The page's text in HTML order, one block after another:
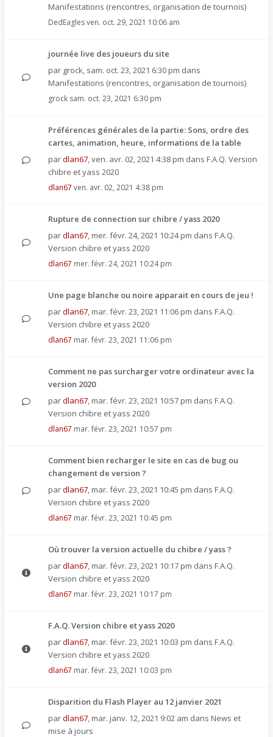
Manifestations (rencontres, organisation de tournois)
DedEaglesven. oct. 29, 2021 10:06 am
journée live des joueurs du site
par grock, sam. oct. 23, 2021 6:30 pm dans
Manifestations (rencontres, organisation de tournois)
grock sam. oct. 23, 2021 6:30 pm
Préférences générales de la partie: Sons, ordre des
cartes, animation, heure, informations de la table
pardlan67,ven. avr. 02, 2021 4:38 pm dans F.A.Q. Version
chibre et yass 2020
dlan67 ven. avr. 02, 2021 4:38 pm
Rupture de connection sur chibre / yass 2020
pardlan67, mer. févr. 24, 2021 10:24 pm dans F.A.Q.
Version chibre et yass 2020
dlan67 mer. févr. 24, 2021 10:24 pm
Une page blanche ou noire apparait en cours de jeu !
pardlan67, mar. févr. 23, 2021 11:06 pm dans F.A.Q.
Version chibre et yass 2020
dlan67 mar. févr. 23, 2021 11:06 pm
Comment ne pas surcharger votre ordinateur avec la
version 2020
pardlan67, mar. févr. 23, 2021 10:57 pm dans F.A.Q.
Version chibre et yass 2020
dlan67 mar. févr. 23, 2021 10:57 pm
Comment bien recharger le site en cas de bug ou
changement de version ?
pardlan67, mar. févr. 23, 2021 10:45 pm dans F.A.Q.
Version chibre et yass 2020
dlan67 mar. févr. 23, 2021 10:45 pm
Où trouver la version actuelle du chibre / yass ?
pardlan67, mar. févr. 23, 2021 10:17 pm dans F.A.Q.
Version chibre et yass 2020
dlan67 mar. févr. 23, 2021 10:17 pm
F.A.Q. Version chibre et yass 2020
pardlan67, mar. févr. 23, 2021 10:03 pm dans F.A.Q.
Version chibre et yass 2020
dlan67 mar. févr. 23, 2021 10:03 pm
Disparition du Flash Player au 12 janvier 2021
pardlan67, mar. janv. 12, 2021 9:02 am dans News et
mise à jours